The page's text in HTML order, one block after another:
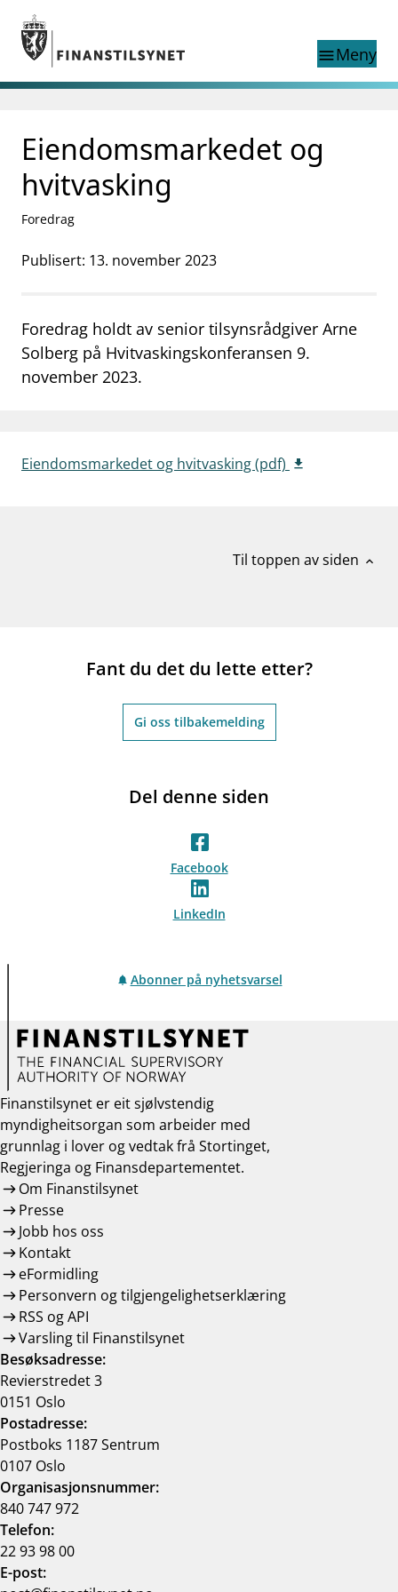
Gå til hovedinnhold
Gå til søkesiden
menuMeny
nettstedet
language
English
exist in English
Aktuelt
Finanstilsynets registre
businessOm Finanstilsynet
mail_outlineKontakt oss
dashboardInformasjon for investorer
Eiendomsmarkedet og
hvitvasking
Foredrag
Publisert: 13. november 2023
Foredrag holdt av senior tilsynsrådgiver Arne
Solberg på Hvitvaskingskonferansen 9.
november 2023.
Eiendomsmarkedet og hvitvasking (pdf)
Til toppen av siden expand_less
Fant du det du lette etter?
Gi oss tilbakemelding
Del denne siden
Facebook
LinkedIn
Abonner på nyhetsvarsel
Finanstilsynet er eit sjølvstendig
myndigheitsorgan som arbeider med
grunnlag i lover og vedtak frå Stortinget,
Regjeringa og Finansdepartementet.
Om Finanstilsynet
Presse
Jobb hos oss
Kontakt
eFormidling
Personvern og tilgjengelighetserklæring
RSS og API
Varsling til Finanstilsynet
Besøksadresse:
Revierstredet 3
0151 Oslo
Postadresse:
Postboks 1187 Sentrum
0107 Oslo
Organisasjonsnummer:
840 747 972
Telefon:
22 93 98 00
E-post: